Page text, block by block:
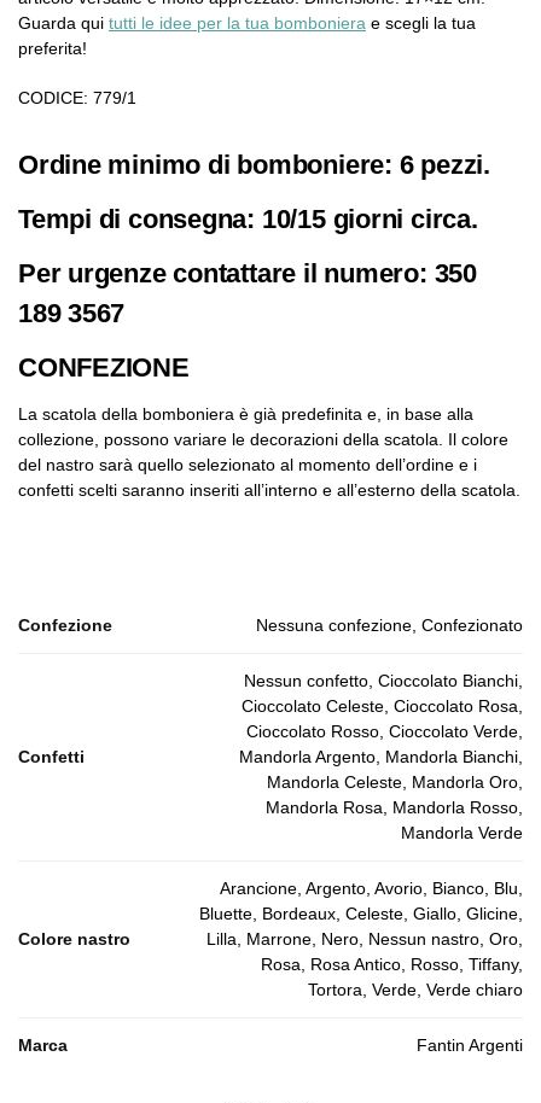
Guarda qui tutti le idee per la tua bomboniera e scegli la tua
preferita!
CODICE: 779/1
Ordine minimo di bomboniere: 6 pezzi.
Tempi di consegna: 10/15 giorni circa.
Per urgenze contattare il numero: 350
189 3567
CONFEZIONE
La scatola della bomboniera è già predefinita e, in base alla
collezione, possono variare le decorazioni della scatola. Il colore
del nastro sarà quello selezionato al momento dell’ordine e i
confetti scelti saranno inseriti all’interno e all’esterno della scatola.
Confezione Nessuna confezione, Confezionato
Confetti
Nessun confetto, Cioccolato Bianchi,
Cioccolato Celeste, Cioccolato Rosa,
Cioccolato Rosso, Cioccolato Verde,
Mandorla Argento, Mandorla Bianchi,
Mandorla Celeste, Mandorla Oro,
Mandorla Rosa, Mandorla Rosso,
Mandorla Verde
Colore nastro
Arancione, Argento, Avorio, Bianco, Blu,
Bluette, Bordeaux, Celeste, Giallo, Glicine,
Lilla, Marrone, Nero, Nessun nastro, Oro,
Rosa, Rosa Antico, Rosso, Tiffany,
Tortora, Verde, Verde chiaro
Marca Fantin Argenti